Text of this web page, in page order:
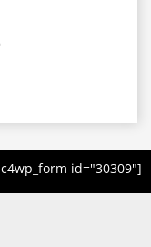
id="30309"]